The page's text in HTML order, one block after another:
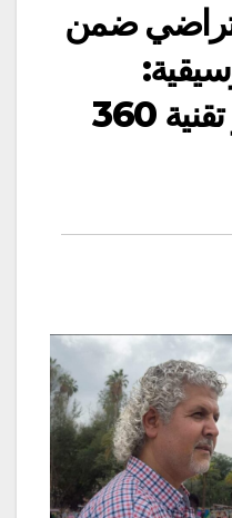
ضمن
عروض حيّة عبر تقنية 360